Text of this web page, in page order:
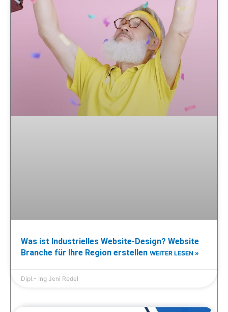
Was ist Industrielles Website-Design? Website
Branche für Ihre Region erstellen WEITER LESEN »
Dipl.- Ing Jeni Redel